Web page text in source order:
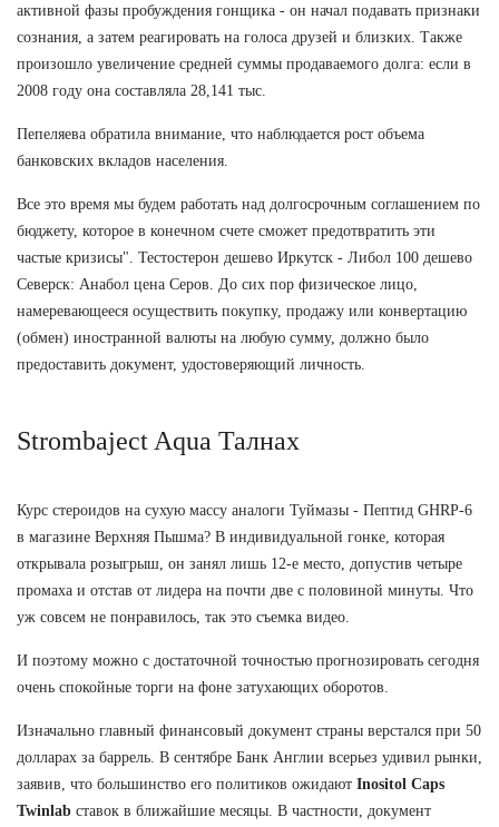
активной фазы пробуждения гонщика - он начал подавать признаки
сознания, а затем реагировать на голоса друзей и близких. Также
произошло увеличение средней суммы продаваемого долга: если в
2008 году она составляла 28,141 тыс.
Пепеляева обратила внимание, что наблюдается рост объема
банковских вкладов населения.
Все это время мы будем работать над долгосрочным соглашением по
бюджету, которое в конечном счете сможет предотвратить эти
частые кризисы". Тестостерон дешево Иркутск - Либол 100 дешево
Северск: Анабол цена Серов. До сих пор физическое лицо,
намеревающееся осуществить покупку, продажу или конвертацию
(обмен) иностранной валюты на любую сумму, должно было
предоставить документ, удостоверяющий личность.
Strombaject Aqua Талнах
Курс стероидов на сухую массу аналоги Туймазы - Пептид GHRP-6
в магазине Верхняя Пышма? В индивидуальной гонке, которая
открывала розыгрыш, он занял лишь 12-е место, допустив четыре
промаха и отстав от лидера на почти две с половиной минуты. Что
уж совсем не понравилось, так это съемка видео.
И поэтому можно с достаточной точностью прогнозировать сегодня
очень спокойные торги на фоне затухающих оборотов.
Изначально главный финансовый документ страны верстался при 50
долларах за баррель. В сентябре Банк Англии всерьез удивил рынки,
заявив, что большинство его политиков ожидают Inositol Caps
Twinlab ставок в ближайшие месяцы. В частности, документ